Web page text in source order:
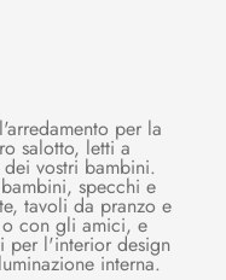
per la
salotto, letti a
vostri bambini.
specchi e
tavoli da pranzo e
con gli amici, e
per l'interior design
interna.